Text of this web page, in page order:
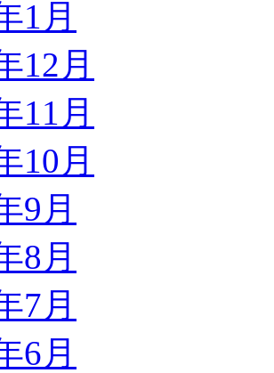
1月
12月
11月
10月
9月
8月
7月
6月